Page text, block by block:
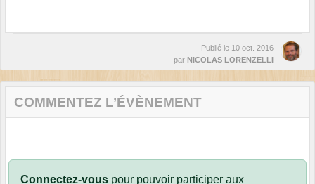
Publié le 10 oct. 2016
par NICOLAS LORENZELLI
COMMENTEZ L’ÉVÈNEMENT
Connectez-vous pour pouvoir participer aux